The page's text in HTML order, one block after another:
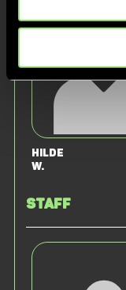
Hilde
W.
Staff